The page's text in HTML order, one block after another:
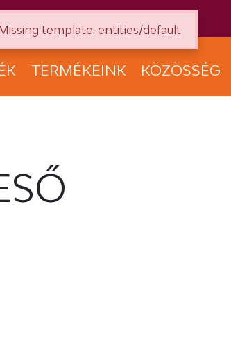
TERMÉKEINK KÖZÖSSÉG
template: entities/default